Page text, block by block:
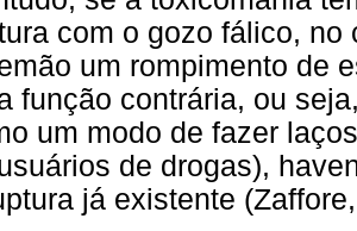
com o gozo fálico,
um rompimento de
função contrária, ou
um modo de fazer
de drogas),
já existente